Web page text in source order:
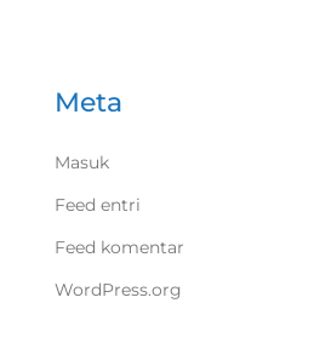
Meta
Masuk
Feed entri
Feed komentar
WordPress.org